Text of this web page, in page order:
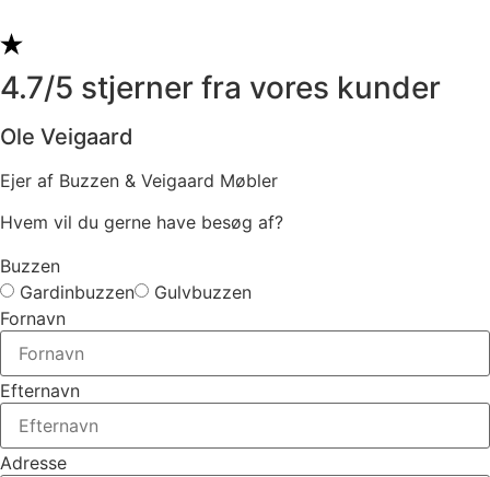
4.7/5 stjerner fra vores kunder
Ole Veigaard
Ejer af Buzzen & Veigaard Møbler
Hvem vil du gerne have besøg af?
Buzzen
Gardinbuzzen
Gulvbuzzen
Fornavn
Efternavn
Adresse